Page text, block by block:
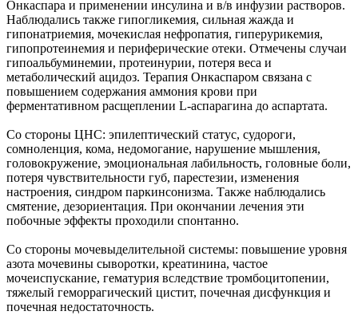
Онкаспара и применении инсулина и в/в инфузии растворов.
Наблюдались также гипогликемия, сильная жажда и
гипонатриемия, мочекислая нефропатия, гиперурикемия,
гипопротеинемия и периферические отеки. Отмечены случаи
гипоальбуминемии, протеинурии, потеря веса и
метаболический ацидоз. Терапия Онкаспаром связана с
повышением содержания аммония крови при
ферментативном расщеплении L-аспарагина до аспартата.
Со стороны ЦНС: эпилептический статус, судороги,
сомноленция, кома, недомогание, нарушение мышления,
головокружение, эмоциональная лабильность, головные боли,
потеря чувствительности губ, парестезии, изменения
настроения, синдром паркинсонизма. Также наблюдались
смятение, дезориентация. При окончании лечения эти
побочные эффекты проходили спонтанно.
Со стороны мочевыделительной системы: повышение уровня
азота мочевины сыворотки, креатинина, частое
мочеиспускание, гематурия вследствие тромбоцитопении,
тяжелый геморрагический цистит, почечная дисфункция и
почечная недостаточность.